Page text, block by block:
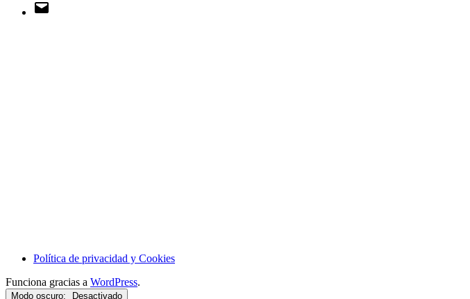
Política de privacidad y Cookies
Funciona gracias a WordPress.
Modo oscuro: